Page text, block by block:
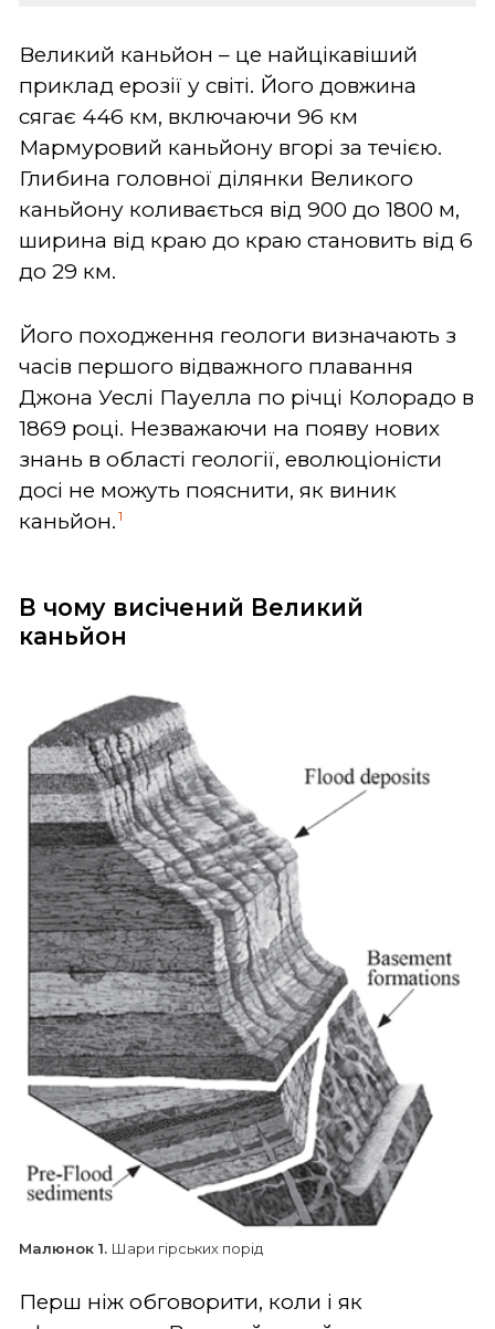
Великий каньйон – це найцікавіший
приклад ерозії у світі. Його довжина
сягає 446 км, включаючи 96 км
Мармуровий каньйону вгорі за течією.
Глибина головної ділянки Великого
каньйону коливається від 900 до 1800 м,
ширина від краю до краю становить від 6
до 29 км.
Його походження геологи визначають з
часів першого відважного плавання
Джона Уеслі Пауелла по річці Колорадо в
1869 році. Незважаючи на появу нових
знань в області геології, еволюціоністи
досі не можуть пояснити, як виник
каньйон. 1
В чому висічений Великий
каньйон
Малюнок 1. Шари гірських порід
Перш ніж обговорити, коли і як